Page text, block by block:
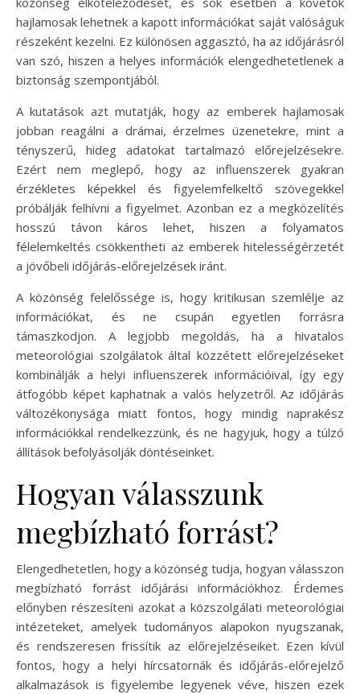
hajlamosak lehetnek a kapott információkat saját valóságuk
részeként kezelni. Ez különösen aggasztó, ha az időjárásról
van szó, hiszen a helyes információk elengedhetetlenek a
biztonság szempontjából.
A kutatások azt mutatják, hogy az emberek hajlamosak
jobban reagálni a drámai, érzelmes üzenetekre, mint a
tényszerű, hideg adatokat tartalmazó előrejelzésekre.
Ezért nem meglepő, hogy az influenszerek gyakran
érzékletes képekkel és figyelemfelkeltő szövegekkel
próbálják felhívni a figyelmet. Azonban ez a megközelítés
hosszú távon káros lehet, hiszen a folyamatos
félelemkeltés csökkentheti az emberek hitelességérzetét
a jövőbeli időjárás-előrejelzések iránt.
A közönség felelőssége is, hogy kritikusan szemlélje az
információkat, és ne csupán egyetlen forrásra
támaszkodjon. A legjobb megoldás, ha a hivatalos
meteorológiai szolgálatok által közzétett előrejelzéseket
kombinálják a helyi influenszerek információival, így egy
átfogóbb képet kaphatnak a valós helyzetről. Az időjárás
változékonysága miatt fontos, hogy mindig naprakész
információkkal rendelkezzünk, és ne hagyjuk, hogy a túlzó
állítások befolyásolják döntéseinket.
Hogyan válasszunk
megbízható forrást?
Elengedhetetlen, hogy a közönség tudja, hogyan válasszon
megbízható forrást időjárási információkhoz. Érdemes
előnyben részesíteni azokat a közszolgálati meteorológiai
intézeteket, amelyek tudományos alapokon nyugszanak,
és rendszeresen frissítik az előrejelzéseiket. Ezen kívül
fontos, hogy a helyi hírcsatornák és időjárás-előrejelző
alkalmazások is figyelembe legyenek véve, hiszen ezek